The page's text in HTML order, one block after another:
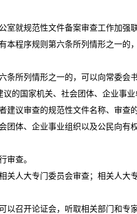
就规范性文件备案审查工作加强联
程序规则第六条所列情形之一的
所列情形之一的，可以向常委会
的国家机关、社会团体、企业事业
议审查的规范性文件名称、审查的
体、企业事业组织以及公民向有
审查。
人大专门委员会审查；相关人大
召开论证会，听取相关部门和专